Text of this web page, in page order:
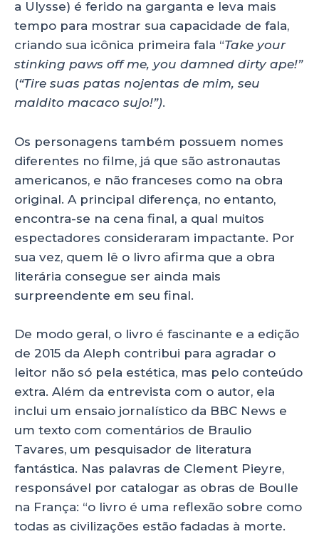
a Ulysse) é ferido na garganta e leva mais
tempo para mostrar sua capacidade de fala,
criando sua icônica primeira fala “Take your
stinking paws off me, you damned dirty ape!”
(“Tire suas patas nojentas de mim, seu
maldito macaco sujo!”).
Os personagens também possuem nomes
diferentes no filme, já que são astronautas
americanos, e não franceses como na obra
original. A principal diferença, no entanto,
encontra-se na cena final, a qual muitos
espectadores consideraram impactante. Por
sua vez, quem lê o livro afirma que a obra
literária consegue ser ainda mais
surpreendente em seu final.
De modo geral, o livro é fascinante e a edição
de 2015 da Aleph contribui para agradar o
leitor não só pela estética, mas pelo conteúdo
extra. Além da entrevista com o autor, ela
inclui um ensaio jornalístico da BBC News e
um texto com comentários de Braulio
Tavares, um pesquisador de literatura
fantástica. Nas palavras de Clement Pieyre,
responsável por catalogar as obras de Boulle
na França: “o livro é uma reflexão sobre como
todas as civilizações estão fadadas à morte.